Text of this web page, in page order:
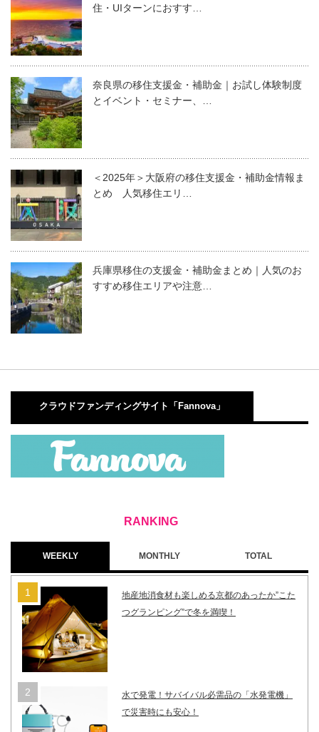
住・UIターンにおすす…
奈良県の移住支援金・補助金｜お試し体験制度
とイベント・セミナー、…
＜2025年＞大阪府の移住支援金・補助金情報ま
とめ 人気移住エリ…
兵庫県移住の支援金・補助金まとめ｜人気のお
すすめ移住エリアや注意…
クラウドファンディングサイト「Fannova」
WEEKLY MONTHLY TOTAL
地産地消食材も楽しめる京都のあったか”こた
つグランピング”で冬を満喫！
水で発電！サバイバル必需品の「水発電機」
で災害時にも安心！